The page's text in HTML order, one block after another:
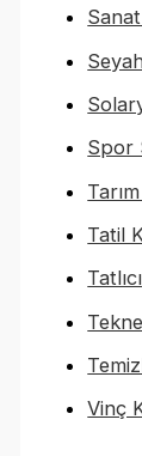
Spor
Tatil
Tatlıcı
Vinç